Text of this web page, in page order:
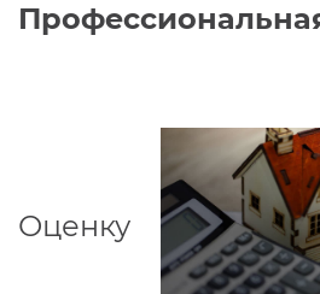
Оценку